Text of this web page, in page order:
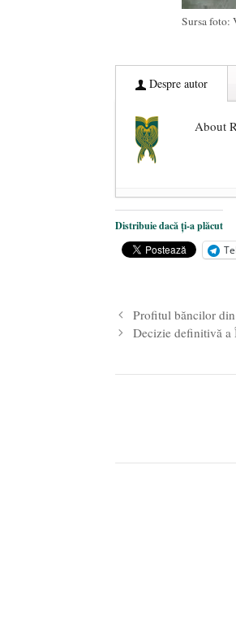
Sursa foto:
Despre autor
About
Dezvăluiri
Statul care
Legea
Distribuie dacă ți-a plăcut
Profitul băncilor
Decizie definitivă a